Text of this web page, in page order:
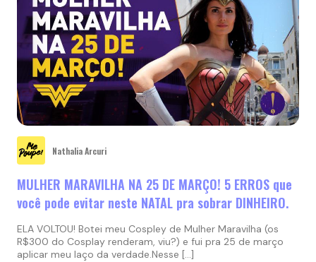
Nathalia Arcuri
MULHER MARAVILHA NA 25 DE MARÇO! 5 ERROS que
você pode evitar neste NATAL pra sobrar DINHEIRO.
ELA VOLTOU! Botei meu Cospley de Mulher Maravilha (os
R$300 do Cosplay renderam, viu?) e fui pra 25 de março
aplicar meu laço da verdade.Nesse […]